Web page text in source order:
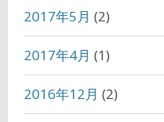
2017年5月 (2)
2017年4月 (1)
2016年12月 (2)